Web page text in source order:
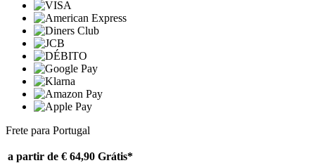
Frete para Portugal
a partir de € 64,90 Grátis*